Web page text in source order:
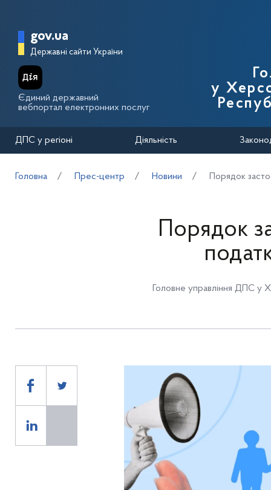
Головна сторінка Державної
gov.ua
Державні сайти України
Єдиний державний
вебпортал електронних послуг
у
ДПС у регіоні Діяльність
Головна Прес-центр Новини Порядок
Порядок
Головне управління ДПС у